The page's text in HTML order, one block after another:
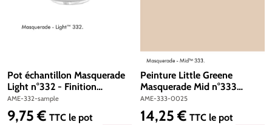
Pot échantillon Masquerade
Light n°332 - Finition
Absolute Matt Emulsion
AME-332-sample
Prix régulier :
9,75 € TTC le pot
Peinture Little Greene
Masquerade Mid n°333
Absolute Matt Emulsion 250
ml
AME-333-0025
Prix régulier :
14,25 € TTC le pot